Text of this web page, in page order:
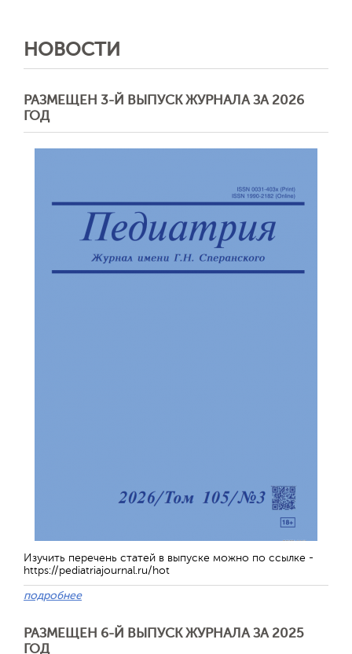
НОВОСТИ
РАЗМЕЩЕН 3-Й ВЫПУСК ЖУРНАЛА ЗА 2026
ГОД
Изучить перечень статей в выпуске можно по ссылке -
https://pediatriajournal.ru/hot
подробнее
РАЗМЕЩЕН 6-Й ВЫПУСК ЖУРНАЛА ЗА 2025
ГОД